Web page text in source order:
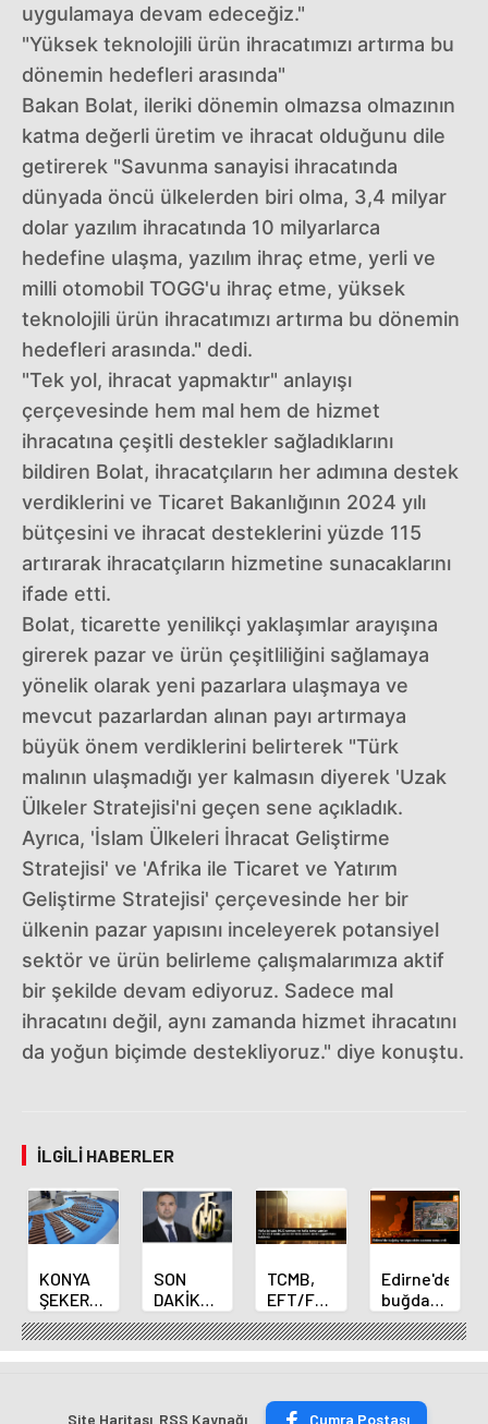
uygulamaya devam edeceğiz."
"Yüksek teknolojili ürün ihracatımızı artırma bu
dönemin hedefleri arasında"
Bakan Bolat, ileriki dönemin olmazsa olmazının
katma değerli üretim ve ihracat olduğunu dile
getirerek "Savunma sanayisi ihracatında
dünyada öncü ülkelerden biri olma, 3,4 milyar
dolar yazılım ihracatında 10 milyarlarca
hedefine ulaşma, yazılım ihraç etme, yerli ve
milli otomobil TOGG'u ihraç etme, yüksek
teknolojili ürün ihracatımızı artırma bu dönemin
hedefleri arasında." dedi.
"Tek yol, ihracat yapmaktır" anlayışı
çerçevesinde hem mal hem de hizmet
ihracatına çeşitli destekler sağladıklarını
bildiren Bolat, ihracatçıların her adımına destek
verdiklerini ve Ticaret Bakanlığının 2024 yılı
bütçesini ve ihracat desteklerini yüzde 115
artırarak ihracatçıların hizmetine sunacaklarını
ifade etti.
Bolat, ticarette yenilikçi yaklaşımlar arayışına
girerek pazar ve ürün çeşitliliğini sağlamaya
yönelik olarak yeni pazarlara ulaşmaya ve
mevcut pazarlardan alınan payı artırmaya
büyük önem verdiklerini belirterek "Türk
malının ulaşmadığı yer kalmasın diyerek 'Uzak
Ülkeler Stratejisi'ni geçen sene açıkladık.
Ayrıca, 'İslam Ülkeleri İhracat Geliştirme
Stratejisi' ve 'Afrika ile Ticaret ve Yatırım
Geliştirme Stratejisi' çerçevesinde her bir
ülkenin pazar yapısını inceleyerek potansiyel
sektör ve ürün belirleme çalışmalarımıza aktif
bir şekilde devam ediyoruz. Sadece mal
ihracatını değil, aynı zamanda hizmet ihracatını
da yoğun biçimde destekliyoruz." diye konuştu.
İLGILI HABERLER
KONYA
ŞEKER
YILLIK 7
BİN 500
TON
SON
DAKİKA
HABERİ:
Yeni
Merkez
TCMB,
EFT/FAST
işlemleri
için
fazla
uygulamasını
Edirne'de
buğday
ve arpa
ekim
sezonu
erdi
Site Haritası RSS Kaynağı Çumra Postası